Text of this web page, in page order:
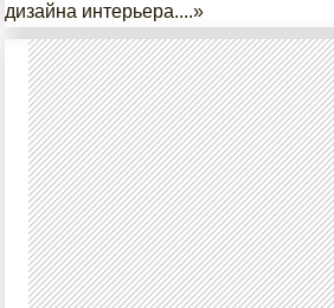
дизайна интерьера....»